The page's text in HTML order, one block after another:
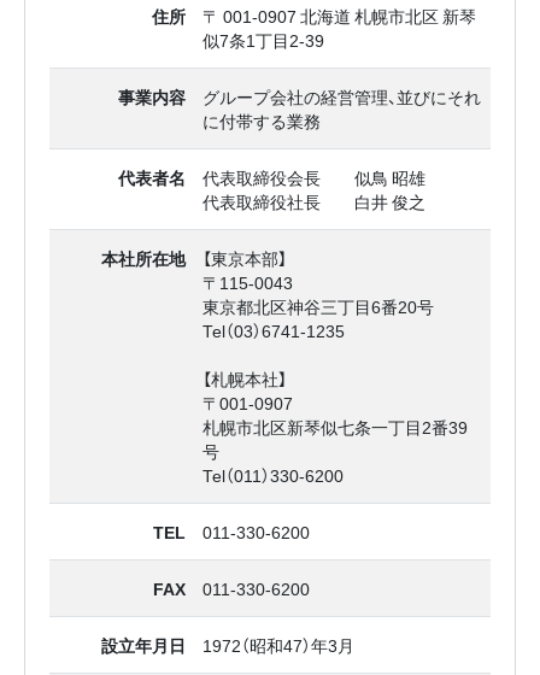
住所
〒 001-0907 北海道 札幌市北区 新琴
似7条1丁目2‐39
事業内容
グループ会社の経営管理、並びにそれ
に付帯する業務
代表者名
代表取締役会長 似鳥 昭雄
代表取締役社長 白井 俊之
本社所在地
【東京本部】
〒115-0043
東京都北区神谷三丁目6番20号
Tel（03）6741-1235
【札幌本社】
〒001-0907
札幌市北区新琴似七条一丁目2番39
号
Tel（011）330-6200
TEL 011-330-6200
FAX 011-330-6200
設立年月日 1972（昭和47）年3月